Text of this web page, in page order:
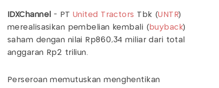
IDXChannel - PTUnited Tractors Tbk (UNTR)
merealisasikan pembelian kembali ( buyback)
saham dengan nilai Rp860,34 miliar dari total
anggaran Rp2 triliun.
Perseroan memutuskan menghentikan